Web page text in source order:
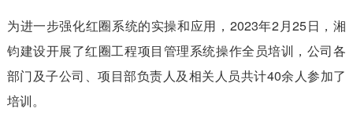
为进一步强化红圈系统的实操和应用，2023年2月25日，湘
钧建设开展了红圈工程项目管理系统操作全员培训，公司各
部门及子公司、项目部负责人及相关人员共计40余人参加了
培训。